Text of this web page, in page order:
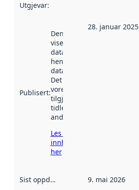
Utgjevar:
Publisert:
Denne datoen
viser når
datasettet vart
henta inn av
data.norge.no.
Det kan ha
vore
tilgjengeleg
tidlegare
andre stader.
Les meir om
innhenting
her
28. januar 2025
Sist oppdatert 9. mai 2026